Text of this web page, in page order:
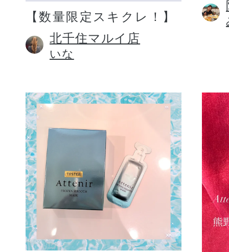
【数量限定スキクレ！】
北千住マルイ店
いな